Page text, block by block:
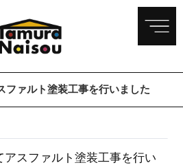
ファルト塗装工事を行いました
アスファルト塗装工事を行い